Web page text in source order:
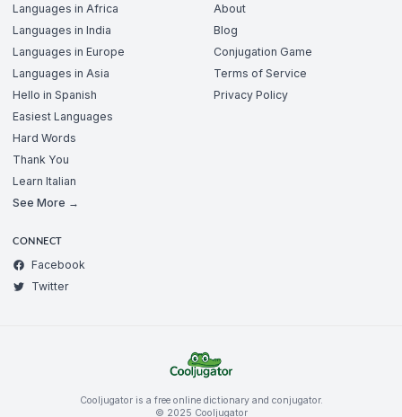
Languages in Africa
Languages in India
Languages in Europe
Languages in Asia
Hello in Spanish
Easiest Languages
Hard Words
Thank You
Learn Italian
See More →
About
Blog
Conjugation Game
Terms of Service
Privacy Policy
CONNECT
Facebook
Twitter
Cooljugator is a free online dictionary and conjugator.
© 2025 Cooljugator